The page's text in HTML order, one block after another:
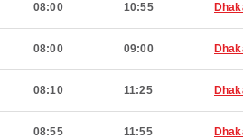
08:00 10:55
08:00 09:00
08:10 11:25
08:55 11:55